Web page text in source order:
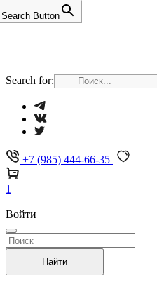
Search for:
Search Button
+7 (985) 444-66-35
1
Войти
Найти